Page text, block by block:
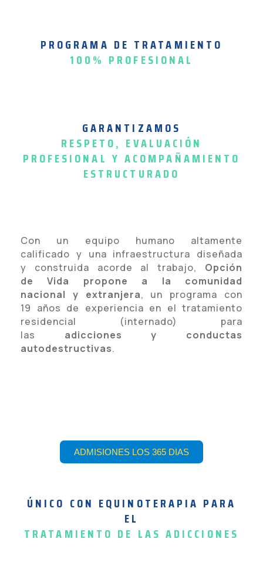
PROGRAMA DE TRATAMIENTO
100% PROFESIONAL
GARANTIZAMOS
RESPETO, EVALUACIÓN
PROFESIONAL Y ACOMPAÑAMIENTO
ESTRUCTURADO
Con un equipo humano altamente
calificado y una infraestructura diseñada
y construida acorde al trabajo, Opción
de Vida propone a la comunidad
nacional y extranjera, un programa con
19 años de experiencia en el tratamiento
residencial (internado) para
las adicciones y conductas
autodestructivas.
ADMISIONES LOS 365 DIAS
ÚNICO CON EQUINOTERAPIA PARA
EL
TRATAMIENTO DE LAS ADICCIONES